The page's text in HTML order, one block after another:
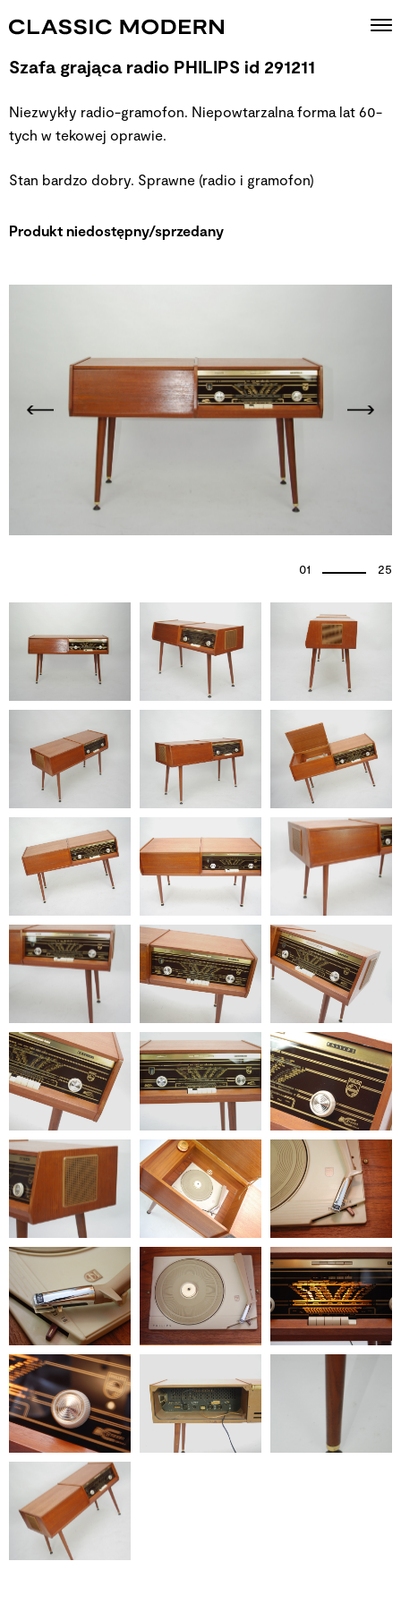
01 25
Szafa grająca radio PHILIPS id 291211
Niezwykły radio-gramofon. Niepowtarzalna forma lat 60-
tych w tekowej oprawie.
Stan bardzo dobry. Sprawne (radio i gramofon)
Produkt niedostępny/sprzedany